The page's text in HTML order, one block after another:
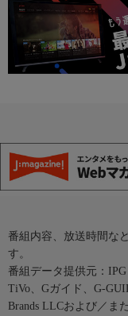
番組内容、放送時間な
す。
番組データ提供元：IPG
TiVo、Gガイド、G-
Brands LLCおよび／ま